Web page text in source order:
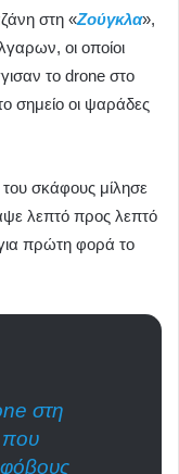
στη «Ζούγκλα»,
οι οποίοι
το drone στο
σημείο οι ψαράδες
σκάφους μίλησε
λεπτό προς λεπτό
πρώτη φορά το
στη
που
φόβους